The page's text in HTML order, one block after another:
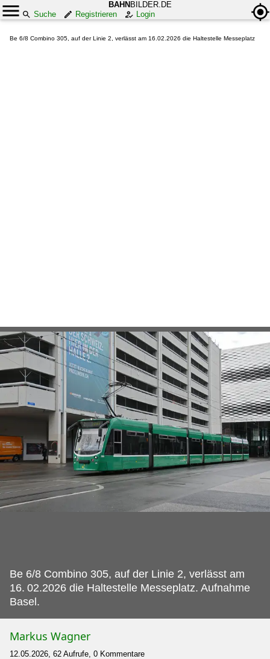
BAHN BILDER.DE
Suche
Registrieren Login
Be 6/8 Combino 305, auf der Linie 2, verlässt am 16.02.2026 die Haltestelle Messeplatz
Be 6/8 Combino 305, auf der Linie 2, verlässt am
16. 02.2026 die Haltestelle Messeplatz. Aufnahme
Basel.
Markus Wagner
12.05.2026, 62 Aufrufe, 0 Kommentare